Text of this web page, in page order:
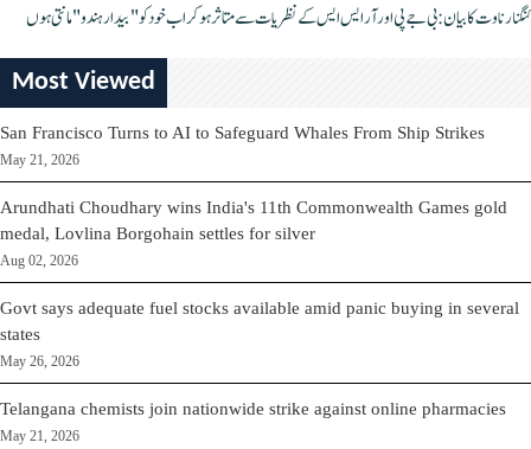
کنگنا رناوت کا بیان: بی جے پی اور آر ایس ایس کے نظریات سے متاثر ہو کر اب خود کو "بیدار ہندو" مانتی ہوں
Most Viewed
San Francisco Turns to AI to Safeguard Whales From Ship Strikes
May 21, 2026
Arundhati Choudhary wins India's 11th Commonwealth Games gold
medal, Lovlina Borgohain settles for silver
Aug 02, 2026
Govt says adequate fuel stocks available amid panic buying in several
states
May 26, 2026
Telangana chemists join nationwide strike against online pharmacies
May 21, 2026